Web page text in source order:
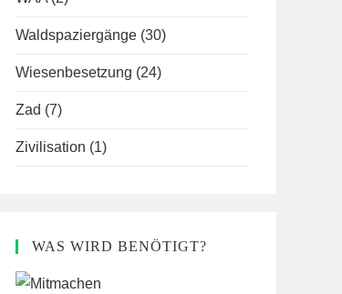
Waldspaziergänge (30)
Wiesenbesetzung (24)
Zad (7)
Zivilisation (1)
WAS WIRD BENÖTIGT?